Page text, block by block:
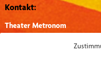
Kontakt:
Theater Metronom